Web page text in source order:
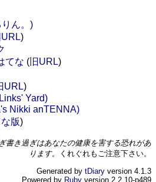
ん。)
URL)
てな ( 旧URL)
URL)
Yard)
Nikki anTENNA)
版)
書き過ぎはあなたの健康を害する恐れがあ
ります。
くれぐれもご注意下さい。
Generated by tDiary version 4.1.3
Powered by Ruby version 2.2.10-p489